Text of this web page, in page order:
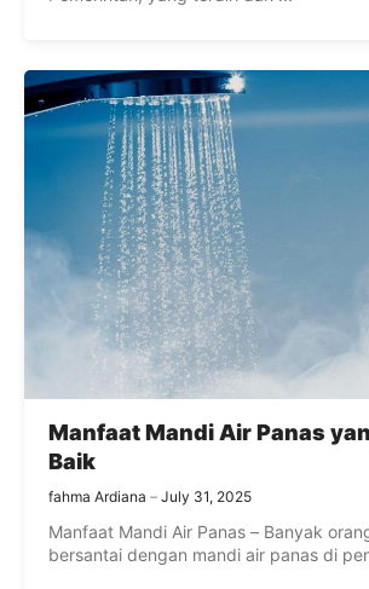
Manfaat Mandi Air Panas
Baik
fahma Ardiana July 31, 2025
Manfaat Mandi Air Panas – Banyak
bersantai dengan mandi air panas di